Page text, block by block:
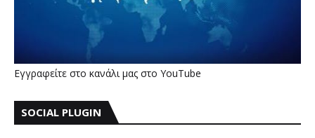
Εγγραφείτε στο κανάλι μας στο YouTube
SOCIAL PLUGIN